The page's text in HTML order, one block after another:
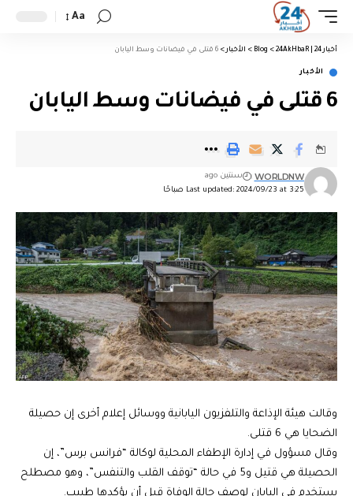
Aa
أخبار 24 | 24AkHbaR >
Blog
> الأخبار > 6 قتلى في فيضانات وسط اليابان
الأخبار
6 قتلى في فيضانات وسط اليابان
Last updated: 2024/09/23 at 3:25 صباحًا
WORLDNW سنتين ago
وقالت هيئة الإذاعة والتلفزيون اليابانية ووسائل إعلام أخرى إن حصيلة
الضحايا هي 6 قتلى.
وقال مسؤول في إدارة الإطفاء المحلية لوكالة “فرانس برس”، إن
الحصيلة هي قتيل و5 في حالة “توقف القلب والتنفس”، وهو مصطلح
يستخدم في اليابان لوصف حالة الوفاة قبل أن يؤكدها طبيب.